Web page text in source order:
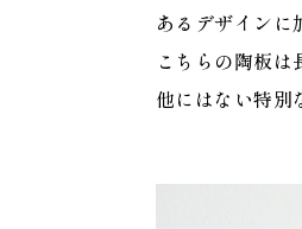
あるデザインに
こちらの陶板
他にはない特別